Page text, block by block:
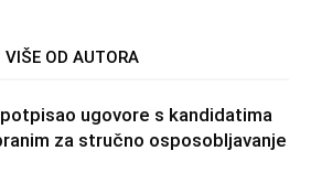
VIŠE OD AUTORA
potpisao ugovore s kandidatima
za stručno osposobljavanje